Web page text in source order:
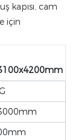
kapısı, cam
için